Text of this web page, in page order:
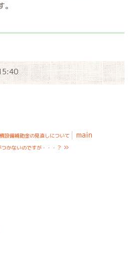
設備補助金の見直しについて main
かないのですが・・・？ »